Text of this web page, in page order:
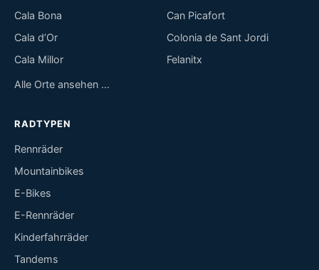
Cala Bona
Cala d’Or
Cala Millor
Can Picafort
Colonia de Sant Jordi
Felanitx
Alle Orte ansehen …
RADTYPEN
Rennräder
Mountainbikes
E-Bikes
E-Rennräder
Kinderfahrräder
Tandems